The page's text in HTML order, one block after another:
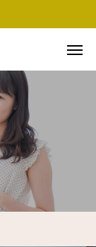
Instagram
友だち追加